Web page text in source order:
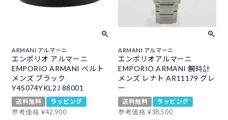
ARMANI アルマーニ
エンポリオ アルマーニ
EMPORIO ARMANI ベルト
メンズ ブラック
Y4S074YKL2J 88001
送料無料
ラッピング
参考価格 ¥42,900
ARMANI アルマーニ
エンポリオアルマーニ
EMPORIO ARMANI 腕時計
メンズ レナト AR11179 グレ
ー
送料無料
ラッピング
参考価格 ¥38,500